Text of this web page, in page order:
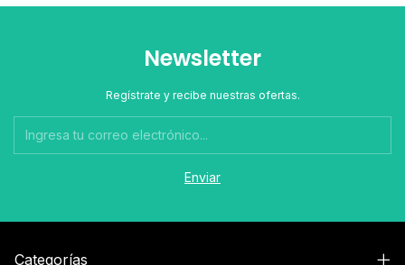
Newsletter
Regístrate y recibe nuestras ofertas.
Categorías